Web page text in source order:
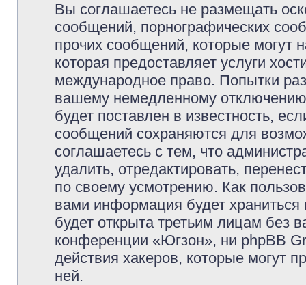
Вы соглашаетесь не размещать
сообщений, порнографических
прочих сообщений, которые могут
которая предоставляет услуги
международное право. Попытки
вашему немедленному
будет поставлен в известность,
сообщений сохраняются для
соглашаетесь с тем, что
удалить, отредактировать,
по своему усмотрению. Как
вами информация будет
будет открыта третьим лицам без
конференции «Югзон», ни phpBB
действия хакеров, которые могут
ней.